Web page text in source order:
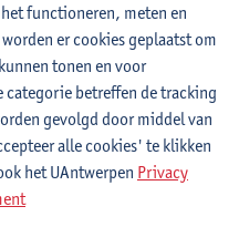
functioneren, meten en
er cookies geplaatst om
tonen en voor
categorie betreffen de tracking
gevolgd door middel van
alle cookies' te klikken
het UAntwerpen Privacy